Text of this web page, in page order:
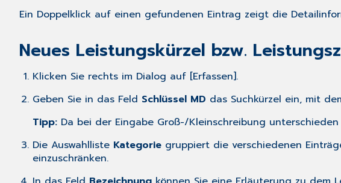
Ein Doppelklick auf einen gefundenen Eintrag zeigt die
Neues Leistungskürzel bzw.
Klicken Sie rechts im Dialog auf [Erfassen].
Geben Sie in das Feld Schlüssel MD das Suchkürzel ein, mit
Tipp: Da bei der Eingabe Groß-/Kleinschreibung
Die Auswahlliste Kategorie gruppiert die verschiedenen
einzuschränken.